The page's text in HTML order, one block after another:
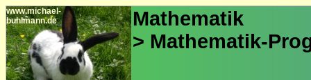
www.michael-
buhlmann.de
Mathematik
> Mathematik-